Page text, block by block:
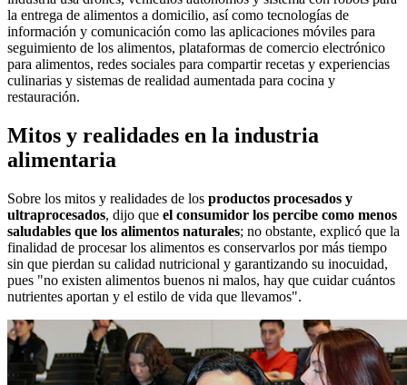
la entrega de alimentos a domicilio, así como tecnologías de
información y comunicación como las aplicaciones móviles para
seguimiento de los alimentos, plataformas de comercio electrónico
para alimentos, redes sociales para compartir recetas y experiencias
culinarias y sistemas de realidad aumentada para cocina y
restauración.
Mitos y realidades en la industria
alimentaria
Sobre los mitos y realidades de los productos procesados y
ultraprocesados, dijo que el consumidor los percibe como menos
saludables que los alimentos naturales; no obstante, explicó que la
finalidad de procesar los alimentos es conservarlos por más tiempo
sin que pierdan su calidad nutricional y garantizando su inocuidad,
pues "no existen alimentos buenos ni malos, hay que cuidar cuántos
nutrientes aportan y el estilo de vida que llevamos".